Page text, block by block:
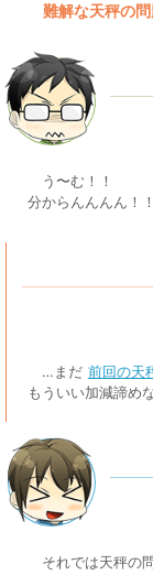
難解な天秤の
う〜む！！
分からんんんん！！
…まだ 前回の天
もういい加減諦め
それでは天秤の